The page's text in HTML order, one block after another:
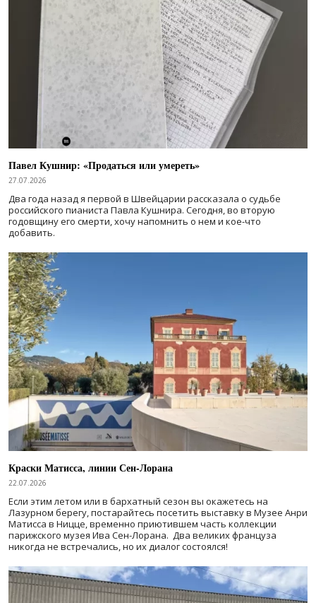
Павел Кушнир: «Продаться или умереть»
27.07.2026
Два года назад я первой в Швейцарии рассказала о судьбе
российского пианиста Павла Кушнира. Сегодня, во вторую
годовщину его смерти, хочу напомнить о нем и кое-что
добавить.
Краски Матисса, линии Сен-Лорана
22.07.2026
Если этим летом или в бархатный сезон вы окажетесь на
Лазурном берегу, постарайтесь посетить выставку в Музее Анри
Матисса в Ницце, временно приютившем часть коллекции
парижского музея Ива Сен-Лорана. Два великих француза
никогда не встречались, но их диалог состоялся!